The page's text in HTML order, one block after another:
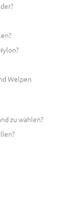
Welpen
zu wählen?